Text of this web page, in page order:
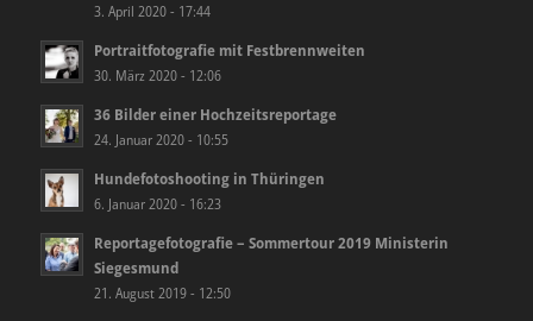
3. April 2020 - 17:44
Portraitfotografie mit Festbrennweiten
30. März 2020 - 12:06
36 Bilder einer Hochzeitsreportage
24. Januar 2020 - 10:55
Hundefotoshooting in Thüringen
6. Januar 2020 - 16:23
Reportagefotografie – Sommertour 2019 Ministerin
Siegesmund
21. August 2019 - 12:50